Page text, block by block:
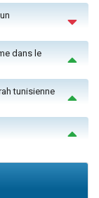
dans le
tunisienne